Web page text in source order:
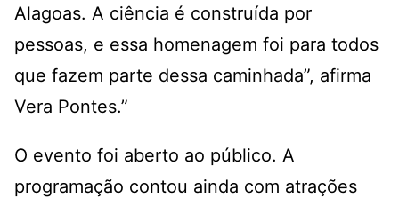
Alagoas. A ciência é construída por
pessoas, e essa homenagem foi para todos
que fazem parte dessa caminhada”, afirma
Vera Pontes.”
O evento foi aberto ao público. A
programação contou ainda com atrações